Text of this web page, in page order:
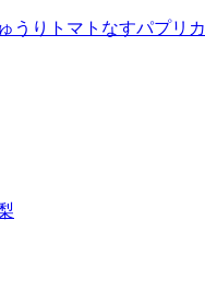
うり トマト なすパプリカ